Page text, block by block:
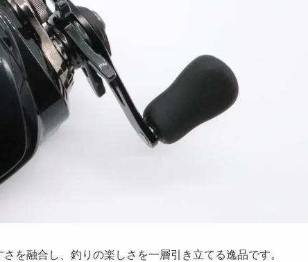
を融合し、釣りの楽しさを一層引き立てる逸品です。